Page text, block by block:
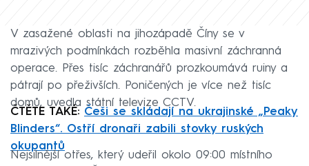
V zasažené oblasti na jihozápadě Číny se v
mrazivých podmínkách rozběhla masivní záchranná
operace. Přes tisíc záchranářů prozkoumává ruiny a
pátrají po přeživších. Poničených je více než tisíc
domů, uvedla státní televize CCTV.
ČTĚTE TAKÉ: Češi se skládají na ukrajinské „Peaky
Blinders“. Ostří dronaři zabili stovky ruských
okupantů
Nejsilnější otřes, který udeřil okolo 09:00 místního